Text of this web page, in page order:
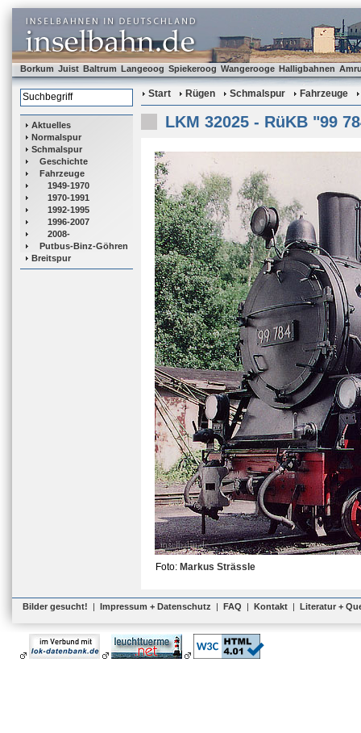
Borkum Juist Baltrum Langeoog Spiekeroog Wangerooge Halligbahnen
Aktuelles
Normalspur
Schmalspur
Geschichte
Fahrzeuge
1949-1970
1970-1991
1992-1995
1996-2007
2008-
Putbus-Binz-Göhren
Breitspur
Start Rügen Schmalspur Fahrzeuge
LKM 32025 - RüKB "99
Foto: Markus Strässle
Bilder gesucht! | Impressum + Datenschutz | FAQ | Kontakt | Literatur +